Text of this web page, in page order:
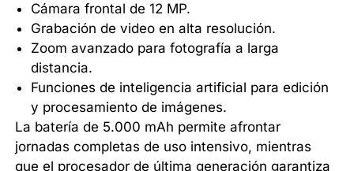
Cámara frontal de 12 MP.
Grabación de video en alta resolución.
Zoom avanzado para fotografía a larga
distancia.
Funciones de inteligencia artificial para edición
y procesamiento de imágenes.
La batería de 5.000 mAh permite afrontar
jornadas completas de uso intensivo, mientras
que el procesador de última generación garantiza